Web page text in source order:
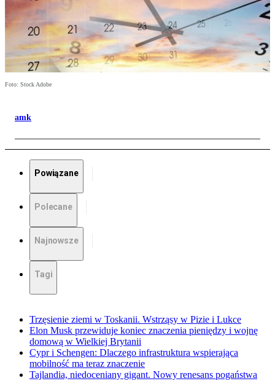
Foto: Stock Adobe
amk
Powiązane
Polecane
Najnowsze
Tagi
Trzęsienie ziemi w Toskanii. Wstrząsy w Pizie i Lukce
Elon Musk przewiduje koniec znaczenia pieniędzy i wojnę
domową w Wielkiej Brytanii
Cypr i Schengen: Dlaczego infrastruktura wspierająca
mobilność ma teraz znaczenie
Tajlandia, niedoceniany gigant. Nowy renesans pogaństwa